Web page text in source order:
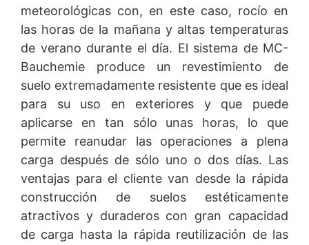
meteorológicas con, en este caso, rocío en
las horas de la mañana y altas temperaturas
de verano durante el día. El sistema de MC-
Bauchemie produce un revestimiento de
suelo extremadamente resistente que es ideal
para su uso en exteriores y que puede
aplicarse en tan sólo unas horas, lo que
permite reanudar las operaciones a plena
carga después de sólo uno o dos días. Las
ventajas para el cliente van desde la rápida
construcción de suelos estéticamente
atractivos y duraderos con gran capacidad
de carga hasta la rápida reutilización de las